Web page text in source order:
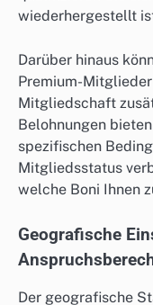
wiederhergestellt
Darüber hinaus
Premium-
Mitgliedschaft
Belohnungen
spezifischen
Mitgliedsstatus
welche Boni Ihnen
Geografische
Der geografische